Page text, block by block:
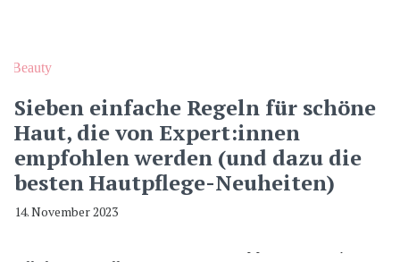
Beauty
Sieben einfache Regeln für schöne
Haut, die von Expert:innen
empfohlen werden (und dazu die
besten Hautpflege-Neuheiten)
14. November 2023